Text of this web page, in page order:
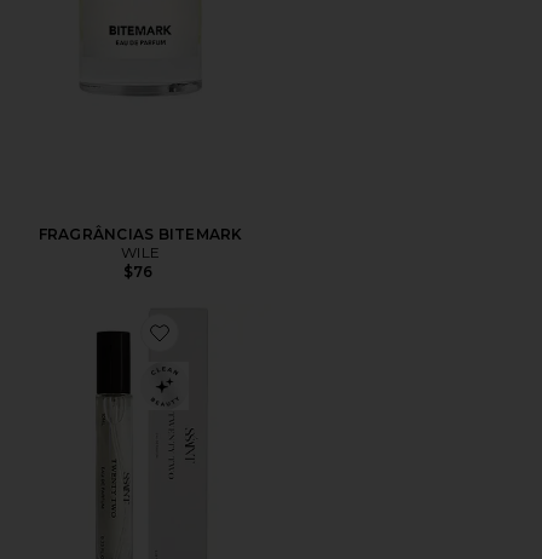
FRAGRÂNCIAS BITEMARK
WILE
$76
Favorite Twenty Two Eau de Parfum 10ml